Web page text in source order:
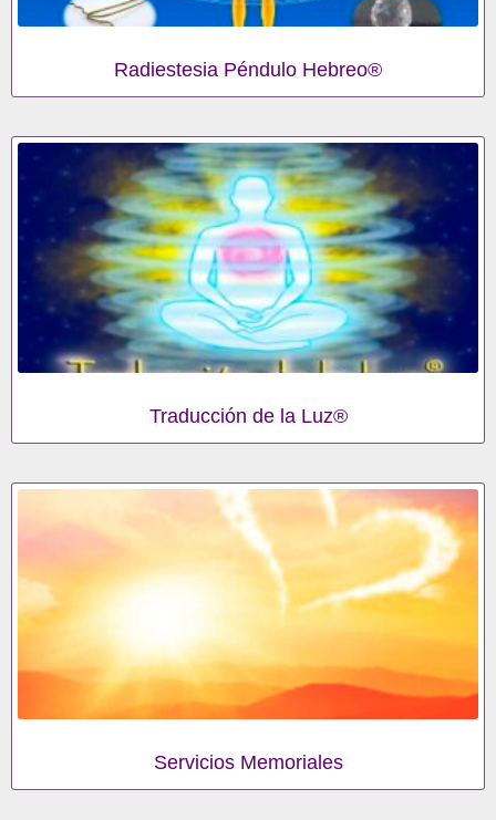
Radiestesia Péndulo Hebreo®
Traducción de la Luz®
Servicios Memoriales